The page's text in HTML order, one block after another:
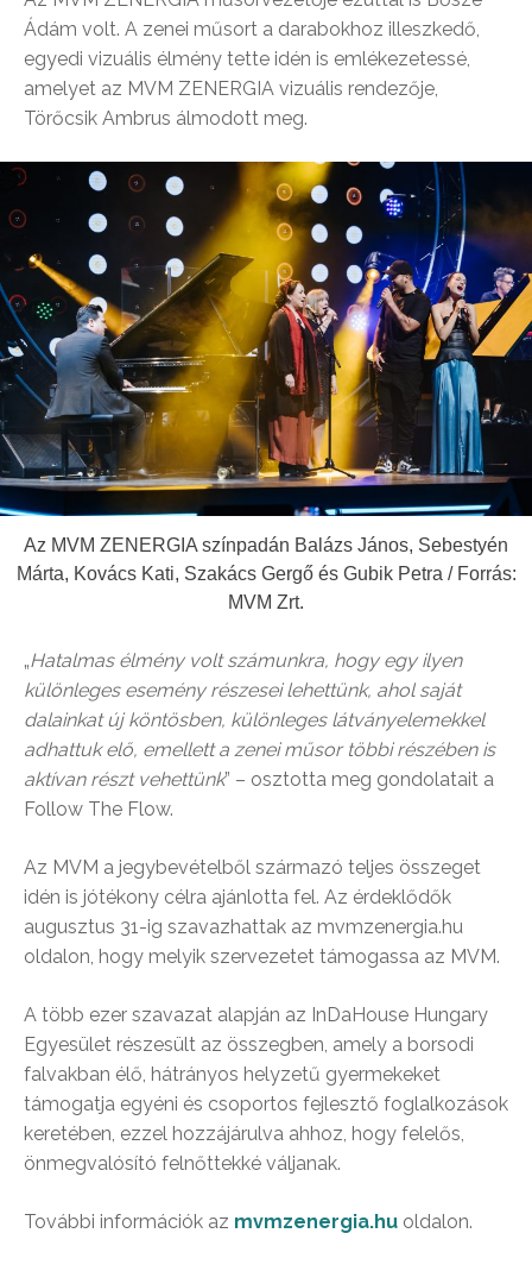
Ádám volt. A zenei műsort a darabokhoz illeszkedő,
egyedi vizuális élmény tette idén is emlékezetessé,
amelyet az MVM ZENERGIA vizuális rendezője,
Törőcsik Ambrus álmodott meg.
Az MVM ZENERGIA színpadán Balázs János, Sebestyén
Márta, Kovács Kati, Szakács Gergő és Gubik Petra / Forrás:
MVM Zrt.
„Hatalmas élmény volt számunkra, hogy egy ilyen
különleges esemény részesei lehettünk, ahol saját
dalainkat új köntösben, különleges látványelemekkel
adhattuk elő, emellett a zenei műsor többi részében is
aktívan részt vehettünk” – osztotta meg gondolatait a
Follow The Flow.
Az MVM a jegybevételből származó teljes összeget
idén is jótékony célra ajánlotta fel. Az érdeklődők
augusztus 31-ig szavazhattak az mvmzenergia.hu
oldalon, hogy melyik szervezetet támogassa az MVM.
A több ezer szavazat alapján az InDaHouse Hungary
Egyesület részesült az összegben, amely a borsodi
falvakban élő, hátrányos helyzetű gyermekeket
támogatja egyéni és csoportos fejlesztő foglalkozások
keretében, ezzel hozzájárulva ahhoz, hogy felelős,
önmegvalósító felnőttekké váljanak.
További információk az mvmzenergia.hu oldalon.